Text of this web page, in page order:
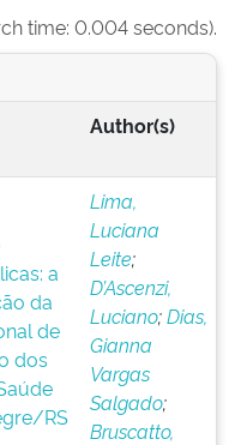
time: 0.004 seconds).
Author(s)
a
da
de
dos
RS
Lima,
Luciana
Leite;
D’Ascenzi,
Luciano;Dias,
Gianna
Vargas
Salgado;
Bruscatto,